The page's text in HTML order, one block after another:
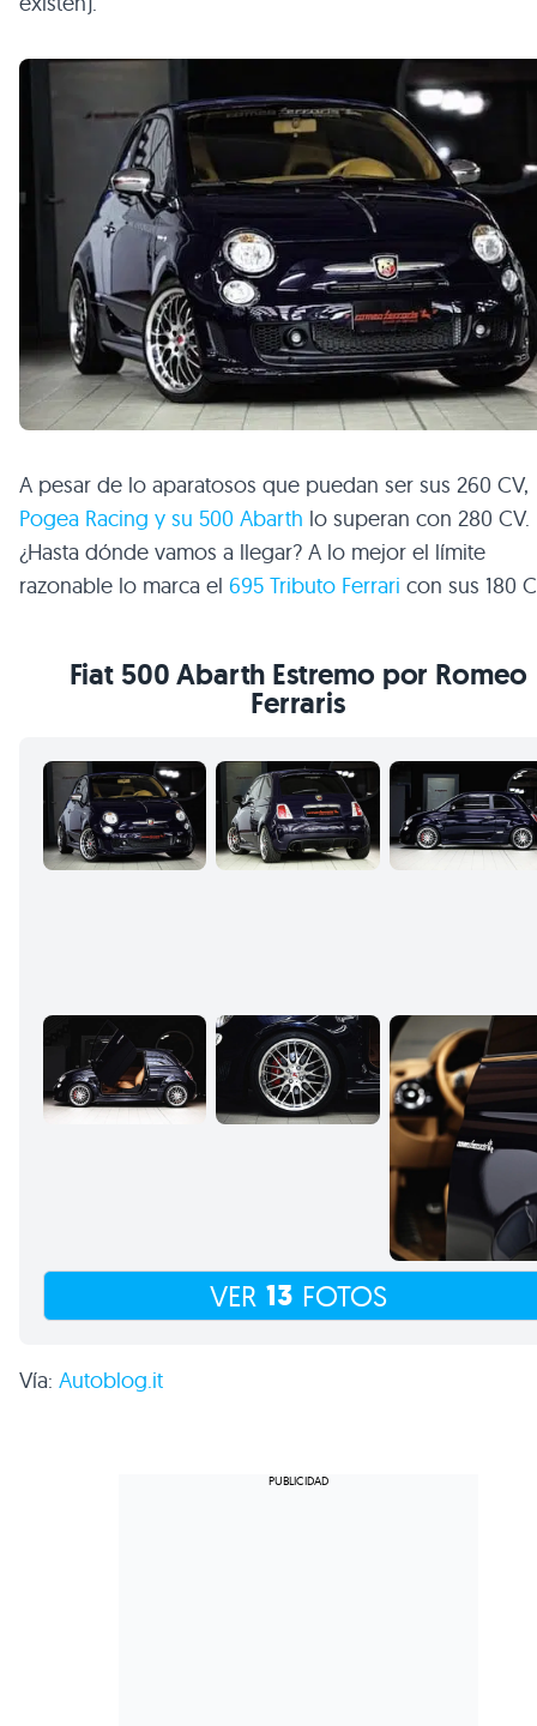
A pesar de lo aparatosos que puedan ser sus 260 CV,
Pogea Racing y su 500 Abarth lo superan con 280 CV.
¿Hasta dónde vamos a llegar? A lo mejor el límite
razonable lo marca el 695 Tributo Ferrari con sus 180
Fiat 500 Abarth Estremo por Romeo
Ferraris
VER 13 FOTOS
Vía: Autoblog.it